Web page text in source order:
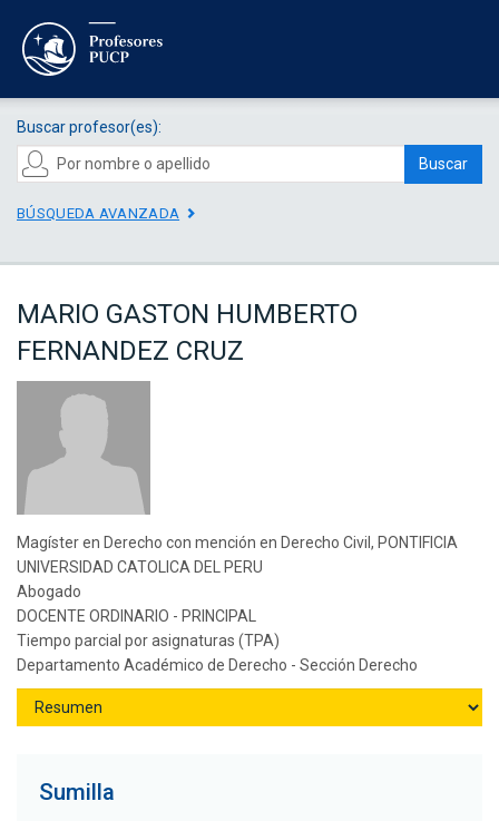
Buscar profesor(es):
Buscar
BÚSQUEDA AVANZADA
MARIO GASTON HUMBERTO
FERNANDEZ CRUZ
Magíster en Derecho con mención en Derecho Civil, PONTIFICIA
UNIVERSIDAD CATOLICA DEL PERU
Abogado
DOCENTE ORDINARIO - PRINCIPAL
Tiempo parcial por asignaturas (TPA)
Departamento Académico de Derecho - Sección Derecho
Sumilla